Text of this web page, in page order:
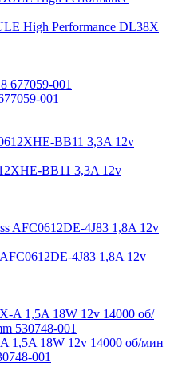
High Performance DL38X
001
BB11 3,3A 12v
4J83 1,8A 12v
1,5A 18W 12v 14000 об/мин
001